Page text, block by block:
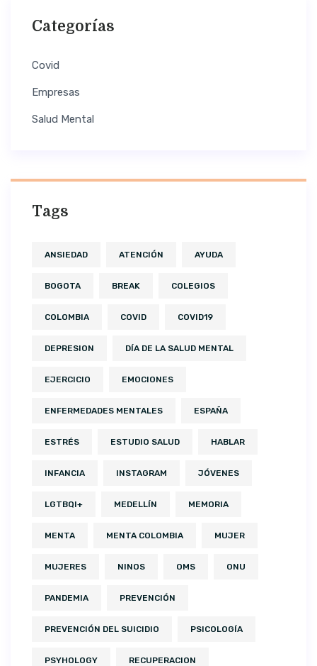
Categorías
Covid
Empresas
Salud Mental
Tags
ANSIEDAD ATENCIÓN AYUDA
BOGOTA BREAK COLEGIOS
COLOMBIA COVID COVID19
DEPRESION DÍA DE LA SALUD MENTAL
EJERCICIO EMOCIONES
ENFERMEDADES MENTALES ESPAÑA
ESTRÉS ESTUDIO SALUD HABLAR
INFANCIA INSTAGRAM JÓVENES
LGTBQI+ MEDELLÍN MEMORIA
MENTA MENTA COLOMBIA MUJER
MUJERES NINOS OMS ONU
PANDEMIA PREVENCIÓN
PREVENCIÓN DEL SUICIDIO PSICOLOGÍA
PSYHOLOGY RECUPERACION